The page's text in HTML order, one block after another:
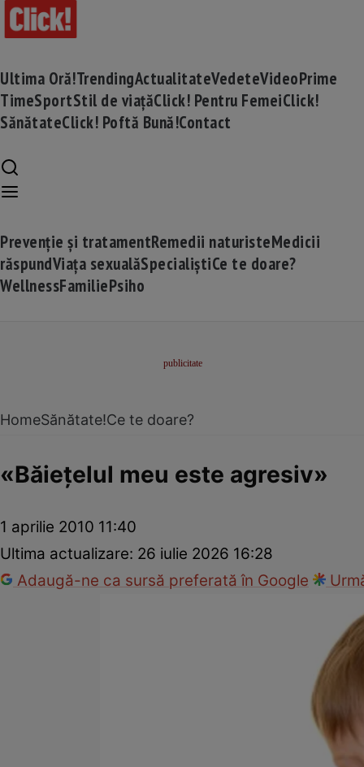
Ultima Oră!TrendingActualitateVedeteVideoPrime
TimeSportStil de viațăClick! Pentru FemeiClick!
SănătateClick! Poftă Bună!Contact
Prevenție și tratamentRemedii naturisteMedicii
răspundViața sexualăSpecialiștiCe te doare?
WellnessFamiliePsiho
HomeSănătate!Ce te doare?
«Băieţelul meu este agresiv»
1 aprilie 2010 11:40
Ultima actualizare: 26 iulie 2026 16:28
Adaugă-ne ca sursă preferată în Google